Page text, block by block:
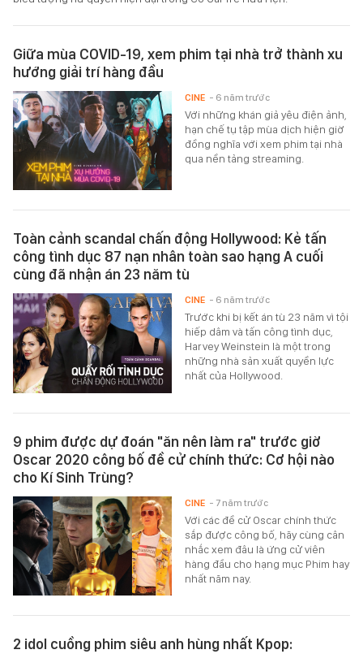
Giữa mùa COVID-19, xem phim tại nhà trở thành xu
hướng giải trí hàng đầu
Với những khán giả yêu điện ảnh,
hạn chế tụ tập mùa dịch hiện giờ
đồng nghĩa với xem phim tại nhà
qua nền tảng streaming.
CINE - 6 năm trước
Toàn cảnh scandal chấn động Hollywood: Kẻ tấn
công tình dục 87 nạn nhân toàn sao hạng A cuối
cùng đã nhận án 23 năm tù
Trước khi bị kết án tù 23 năm vì tội
hiếp dâm và tấn công tình dục,
Harvey Weinstein là một trong
những nhà sản xuất quyền lực
nhất của Hollywood.
CINE - 6 năm trước
9 phim được dự đoán "ăn nên làm ra" trước giờ
Oscar 2020 công bố đề cử chính thức: Cơ hội nào
cho Kí Sinh Trùng?
Với các đề cử Oscar chính thức
sắp được công bố, hãy cùng cân
nhắc xem đâu là ứng cử viên
hàng đầu cho hạng mục Phim hay
nhất năm nay.
CINE - 7 năm trước
2 idol cuồng phim siêu anh hùng nhất Kpop: